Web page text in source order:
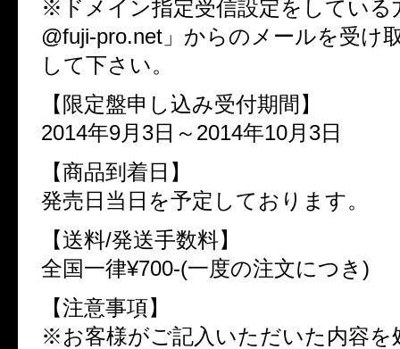
※ドメイン指定受信設定をしている
@fuji-pro.net」からのメールを受け
して下さい。
【限定盤申し込み受付期間】
2014年9月3日～2014年10月3日
【商品到着日】
発売日当日を予定しております。
【送料/発送手数料】
全国一律¥700-(一度の注文につき)
【注意事項】
※お客様がご記入いただいた内容を